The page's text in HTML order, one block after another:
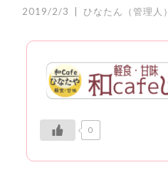
2019/2/3 ひなたん（管理人）
0